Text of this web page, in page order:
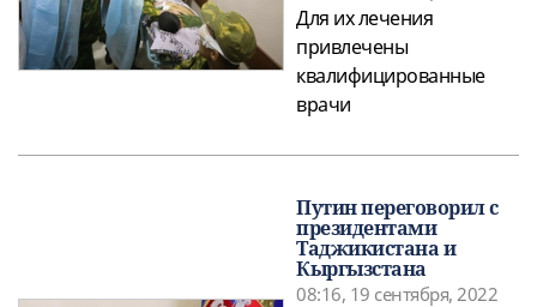
Для их лечения
привлечены
квалифицированные
врачи
Путин переговорил с
президентами
Таджикистана и
Кыргызстана
08:16, 19 сентября, 2022